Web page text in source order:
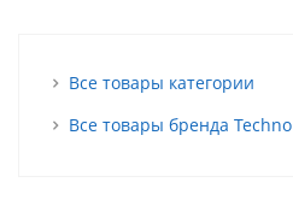
Все товары категории
Все товары бренда Techno